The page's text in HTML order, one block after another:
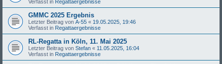
Verfasst in Regattaergebnisse
GMMC 2025 Ergebnis
Letzter Beitrag von A-55 « 19.05.2025, 19:46
Verfasst in Regattaergebnisse
RL-Regatta in Köln, 11. Mai 2025
Letzter Beitrag von Stefan « 11.05.2025, 16:04
Verfasst in Regattaergebnisse